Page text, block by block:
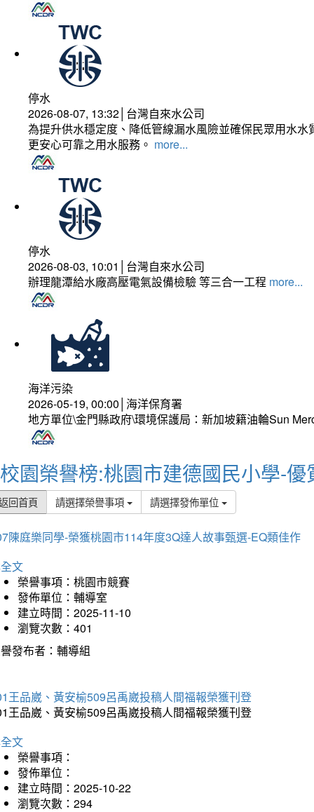
停水
2026-08-07, 13:32│台灣自來水公司
為提升供水穩定度、降低管線漏水風險並確保民眾用水
更安心可靠之用水服務。 more...
停水
2026-08-03, 10:01│台灣自來水公司
辦理龍潭給水廠高壓電氣設備檢驗 等三合一工程 more...
海洋污染
2026-05-19, 00:00│海洋保育署
地方單位\金門縣政府\環境保護局：新加坡籍油輪Sun
校園榮譽榜:桃園市建德國民小學-優
回首頁 請選擇榮譽事項 請選擇發佈單位
陳庭樂同學-榮獲桃園市114年度3Q達人故事甄選-EQ類佳作
文
榮譽事項：桃園市競賽
發佈單位：輔導室
建立時間：2025-11-10
瀏覽次數：401
發布者：輔導組
王品崴、黃安榆509呂禹崴投稿人間福報榮獲刊登
王品崴、黃安榆509呂禹崴投稿人間福報榮獲刊登
文
榮譽事項：
發佈單位：
建立時間：2025-10-22
瀏覽次數：294